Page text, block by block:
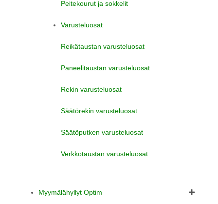
Peitekourut ja sokkelit
Varusteluosat
Reikätaustan varusteluosat
Paneelitaustan varusteluosat
Rekin varusteluosat
Säätörekin varusteluosat
Säätöputken varusteluosat
Verkkotaustan varusteluosat
Myymälähyllyt Optim